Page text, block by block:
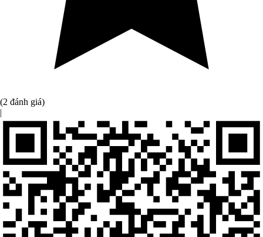
(2 đánh giá)
|